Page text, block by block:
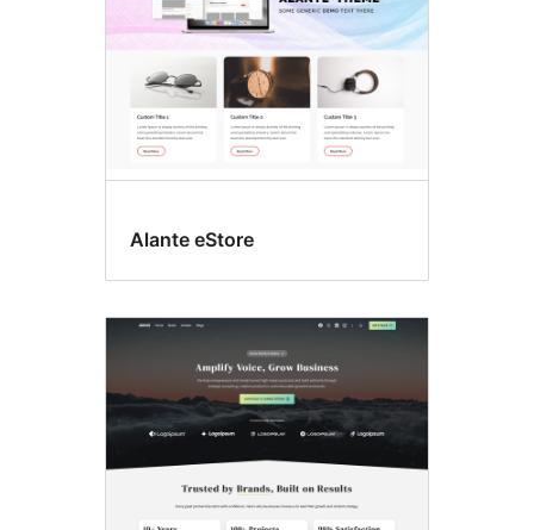
Alante eStore